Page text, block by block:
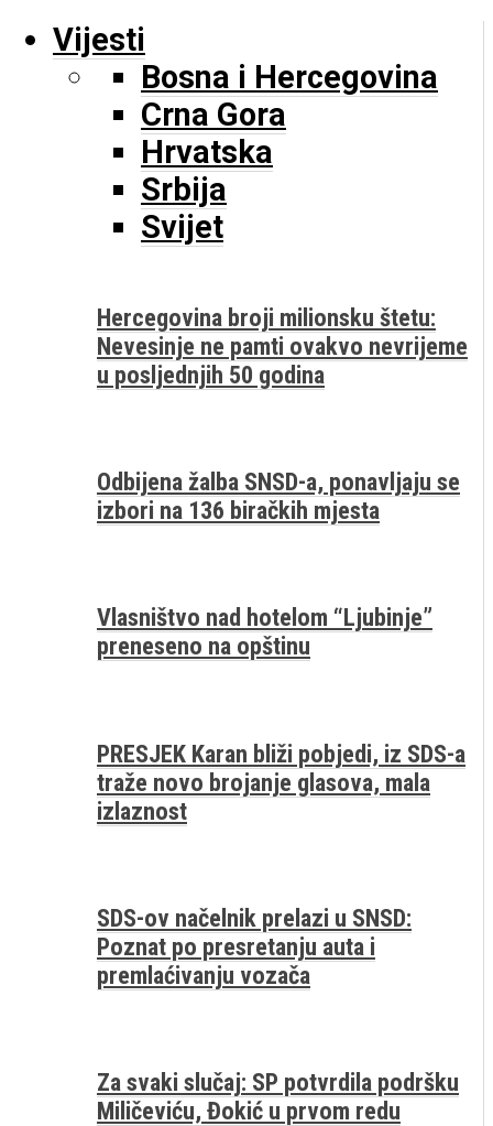
Vijesti
Bosna i Hercegovina
Crna Gora
Hrvatska
Srbija
Svijet
Hercegovina broji milionsku štetu:
Nevesinje ne pamti ovakvo nevrijeme
u posljednjih 50 godina
Odbijena žalba SNSD-a, ponavljaju se
izbori na 136 biračkih mjesta
Vlasništvo nad hotelom “Ljubinje”
preneseno na opštinu
PRESJEK Karan bliži pobjedi, iz SDS-a
traže novo brojanje glasova, mala
izlaznost
SDS-ov načelnik prelazi u SNSD:
Poznat po presretanju auta i
premlaćivanju vozača
Za svaki slučaj: SP potvrdila podršku
Miličeviću, Đokić u prvom redu